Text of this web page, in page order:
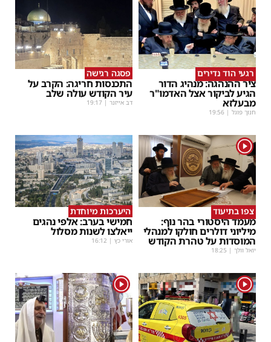
רגעי הוד נדירים
ציר ההנהגה: מנהיג הדור
הגיע לביקור אצל האדמו"ר
מבעלזא
חנוך פוגל |
19:56
פסגה רגישה
התכנסות חריגה: הקרב על
עיר הקודש עולה שלב
דב אייזנר |
19:17
1
צפו בתיעוד
מעמד היסטורי בהר נוף:
מיליוני דולרים חולקו למנהלי
המוסדות על טהרת הקודש
יואל וולך |
18:25
היערכות מיוחדת
חמישי בערב: אלפי נהגים
ייאלצו לשנות מסלול
אורי כץ |
16:12
1
1